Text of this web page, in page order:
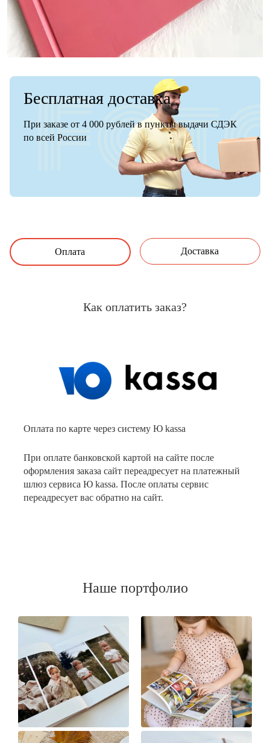
Бесплатная доставка
При заказе от 4 000 рублей в пункты выдачи СДЭК
по всей России
Оплата Доставка
Как оплатить заказ?
Оплата по карте через систему Ю kassa
При оплате банковской картой на сайте после
оформления заказа сайт переадресует на платежный
шлюз сервиса Ю kassa. После оплаты сервис
переадресует вас обратно на сайт.
Наше портфолио